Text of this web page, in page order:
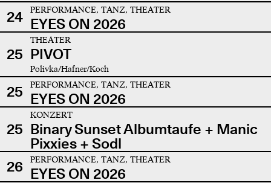
24 PERFORMANCE, TANZ, THEATER
EYES ON 2026
25
THEATER
PIVOT
Polivka/Hafner/Koch
25 PERFORMANCE, TANZ, THEATER
EYES ON 2026
25
KONZERT
Binary Sunset Albumtaufe + Manic
Pixxies + Sodl
26
PERFORMANCE, TANZ, THEATER
EYES ON 2026